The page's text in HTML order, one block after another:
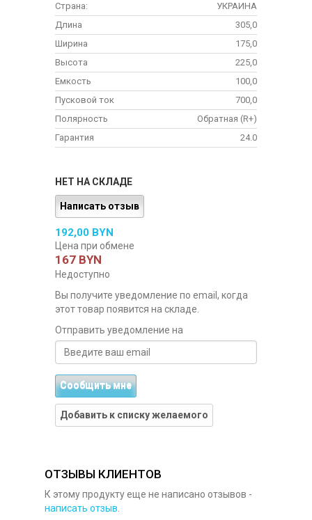
Страна:
УКРАИНА
Длина
305,0
Ширина
175,0
Высота
225,0
Емкость
100,0
Пусковой ток
700,0
Полярность
Обратная (R+)
Гарантия
24.0
НЕТ НА СКЛАДЕ
Написать отзыв
192,00 BYN
Цена при обмене
167 BYN
Недоступно
Вы получите уведомление по email, когда
этот товар появится на складе.
Отправить уведомление на
Сообщить мне
Добавить к списку желаемого
ОТЗЫВЫ КЛИЕНТОВ
К этому продукту еще не написано отзывов -
написать отзыв.